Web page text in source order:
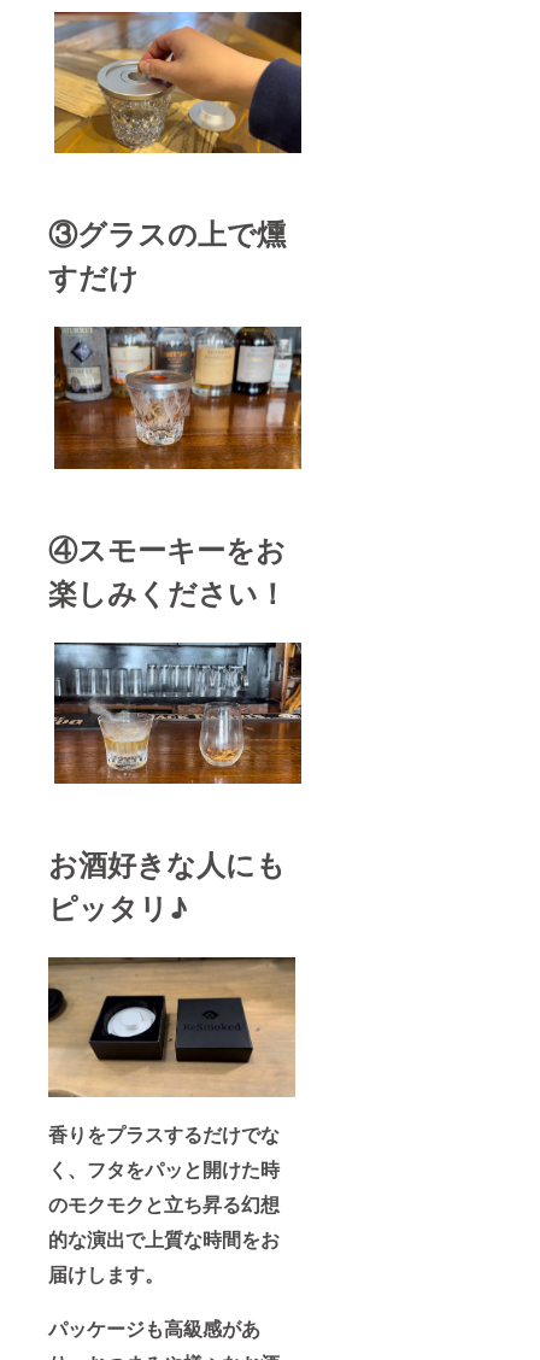
③グラスの上で燻
すだけ
④スモーキーをお
楽しみください！
お酒好きな人にも
ピッタリ♪
香りをプラスするだけでな
く、フタをパッと開けた時
のモクモクと立ち昇る幻想
的な演出で上質な時間をお
届けします。
パッケージも高級感があ